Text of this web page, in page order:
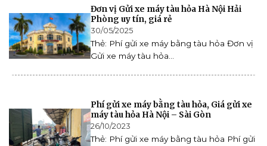
Đơn vị Gửi xe máy tàu hỏa Hà Nội Hải
Phòng uy tín, giá rẻ
30/05/2025
Thẻ: Phí gửi xe máy bằng tàu hỏa Đơn vị
Gửi xe máy tàu hỏa...
Phí gửi xe máy bằng tàu hỏa, Giá gửi xe
máy tàu hỏa Hà Nội – Sài Gòn
26/10/2023
Thẻ: Phí gửi xe máy bằng tàu hỏa Phí gửi